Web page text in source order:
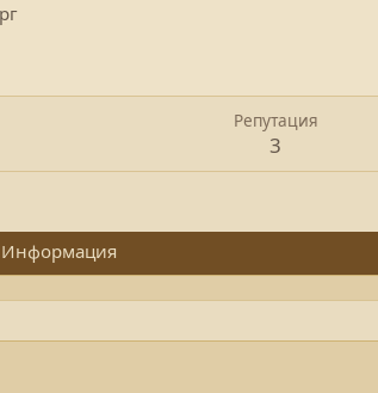
Репутация
3
Информация